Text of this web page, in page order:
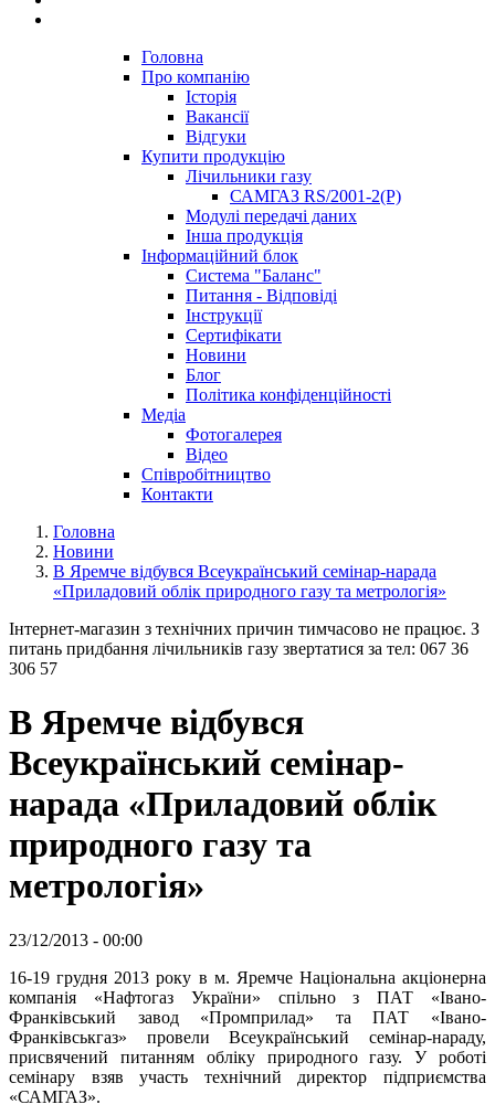
Головна
Про компанію
Історія
Вакансії
Відгуки
Купити продукцію
Лічильники газу
САМГАЗ RS/2001-2(Р)
Модулі передачі даних
Інша продукція
Інформаційний блок
Система "Баланс"
Питання - Відповіді
Інструкції
Сертифікати
Новини
Блог
Політика конфіденційності
Медіа
Фотогалерея
Відео
Співробітництво
Контакти
Головна
Новини
В Яремче відбувся Всеукраїнський семінар-нарада
«Приладовий облік природного газу та метрологія»
Інтернет-магазин з технічних причин тимчасово не працює. З
питань придбання лічильників газу звертатися за тел: 067 36
306 57
В Яремче відбувся
Всеукраїнський семінар-
нарада «Приладовий облік
природного газу та
метрологія»
23/12/2013 - 00:00
16-19 грудня 2013 року в м. Яремче Національна акціонерна
компанія «Нафтогаз України» спільно з ПАТ «Івано-
Франківський завод «Промприлад» та ПАТ «Івано-
Франківськгаз» провели Всеукраїнський семінар-нараду,
присвячений питанням обліку природного газу. У роботі
семінару взяв участь технічний директор підприємства
«САМГАЗ».